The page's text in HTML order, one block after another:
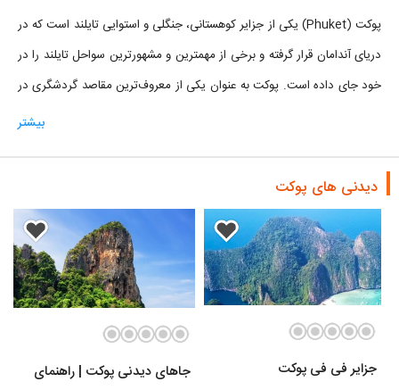
پوکت (Phuket) یکی از جزایر کوهستانی، جنگلی و استوایی تایلند است که در
دریای آندامان قرار گرفته و برخی از مهمترین و مشهورترین سواحل تایلند را در
خود جای داده است. پوکت به عنوان یکی از معروف‌ترین مقاصد گردشگری در
تایلند، دارای بازارها، رستوران‌ها، هتل‌ها و مراکز تفریحی متنوع و مختلف است
مهمترین بخش مسکونی و متراکم جزیره پوکت است. پوکت بزرگترین جزیره
کشور تایلند است که در جنوب غربی آن قرار گرفته است.
بیشتر
دیدنی های پوکت
جزایر فی فی پوکت
جاهای دیدنی پوکت | راهنمای